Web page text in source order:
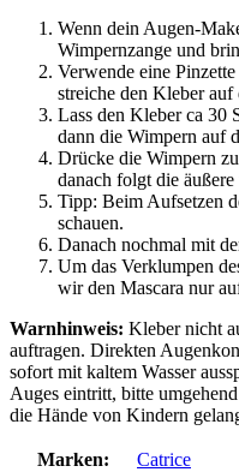
Wenn dein Augen-
Wimpernzange und
Verwende eine
streiche den Kleber auf
Lass den Kleber ca 30
dann die Wimpern auf
Drücke die Wimpern
danach folgt die
Tipp: Beim Aufsetzen
schauen.
Danach nochmal mit
Um das Verklumpen
wir den Mascara nur
Warnhinweis: Kleber nicht
auftragen. Direkten
sofort mit kaltem Wasser
Auges eintritt, bitte
die Hände von Kindern
Marken: Catrice